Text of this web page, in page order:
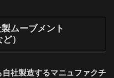
ムーブメント
）
社製造するマニュファクチ